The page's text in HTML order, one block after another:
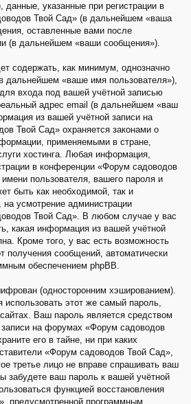
указанные при регистрации в
Твой Сад» (в дальнейшем «ваша
оставленные вами после
(в дальнейшем «ваши сообщения»).
содержать, как минимум, однозначно
дальнейшем «ваше имя пользователя»),
входа под вашей учётной записью
адрес email (в дальнейшем «ваш
из вашей учётной записи на
Твой Сад» охраняется законами о
применяемыми в стране,
хостинга. Любая информация,
в конференции «Форум садоводов
пользователя, вашего пароля и
быть как необходимой, так и
на усмотрение администрации
Твой Сад». В любом случае у вас
какая информация из вашей учётной
Кроме того, у вас есть возможность
получения сообщений, автоматически
обеспечением phpBB.
(односторонним хэшированием).
использовать этот же самый пароль,
Ваш пароль является средством
на форумах «Форум садоводов
его в тайне, ни при каких
«Форум садоводов Твой Сад»,
третье лицо не вправе спрашивать ваш
забудете ваш пароль к вашей учётной
функцией восстановления
предусмотренной программным